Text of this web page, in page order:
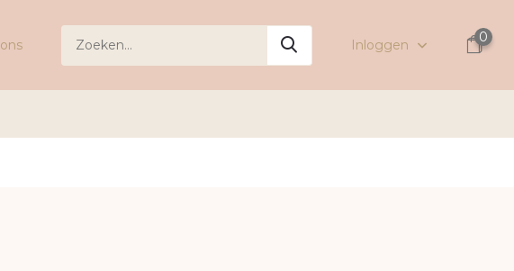
Inloggen
0